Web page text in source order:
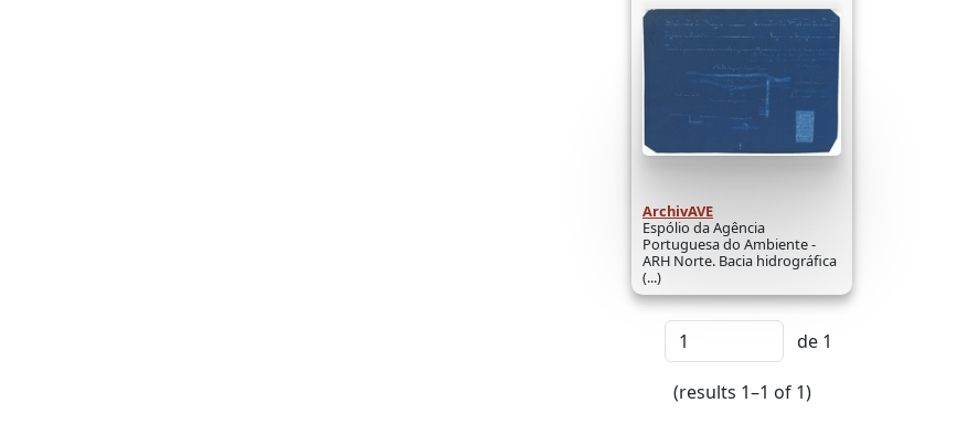
ArchivAVE
Espólio da Agência
Portuguesa do Ambiente -
ARH Norte. Bacia hidrográfica
(...)
de 1
(results 1–1 of 1)